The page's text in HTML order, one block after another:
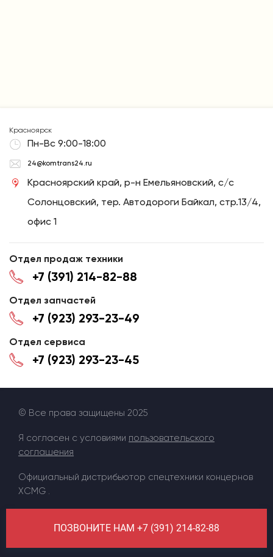
ПОЗВОНИТЕ НАМ +7 (391) 214-82-88
Красноярск
Пн-Вс 9:00-18:00
24@komtrans24.ru
Красноярский край, р-н Емельяновский, с/с
Солонцовский, тер. Автодороги Байкал, стр.13/4,
офис 1
Отдел продаж техники
+7 (391) 214-82-88
Отдел запчастей
+7 (923) 293-23-49
Отдел сервиса
+7 (923) 293-23-45
© Все права защищены 2025
Я согласен с условиями пользовательского
соглашения
Официальный дистрибьютор спецтехники концернов
XCMG .